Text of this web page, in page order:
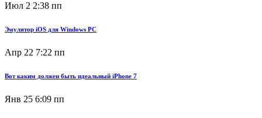
Июл 2 2:38 пп
Эмулятор iOS для Windows PC
Апр 22 7:22 пп
Вот каким должен быть идеальный iPhone 7
Янв 25 6:09 пп